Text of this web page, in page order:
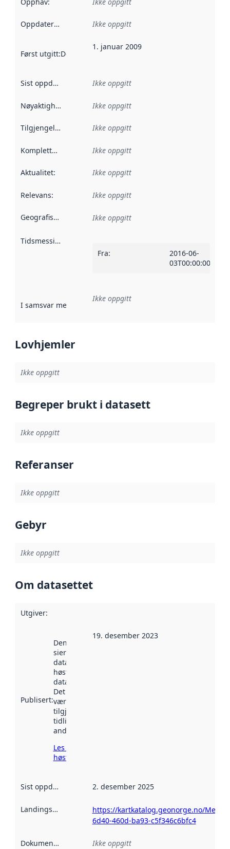
Oppdateringsfrekvens :
Ikke oppgitt
Først utgitt:Denne datoen sier når dataene i dette
1. januar 2009
Sist oppdatert Ikke oppgitt
Nøyaktighet Ikke oppgitt
Tilgjengelighet Ikke oppgitt
Kompletthet Ikke oppgitt
Aktualitet: Ikke oppgitt
Relevans: Ikke oppgitt
Geografisk avgrensning :
Ikke oppgitt
Tidsmessig avgrensning
Fra:
2016-06-
03T00:00:00Z
I samsvar med Referanse til en implementasjonsregel
Ikke oppgitt
Lovhjemler
Ikke oppgitt
Begreper brukt i datasett
Ikke oppgitt
Referanser
Ikke oppgitt
Gebyr
Ikke oppgitt
Om datasettet
Utgiver:
Publisert:
Denne datoen
sier når
datasettet ble
høstet av
data.norge.no.
Det kan ha
vært
tilgjengelig
tidligere
andre steder.
Les mer om
høsting her
19. desember 2023
Sist oppdatert 2. desember 2025
Landingsside
https://kartkatalog.geonorge.no/
6d40-460d-ba93-c5f346c6bfc4
Dokumentasjon Ikke oppgitt